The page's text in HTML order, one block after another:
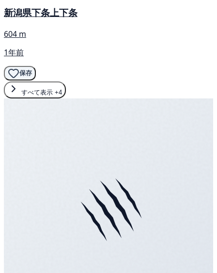
新潟県下条上下条
604 m
1年前
保存
すべて表示 +4